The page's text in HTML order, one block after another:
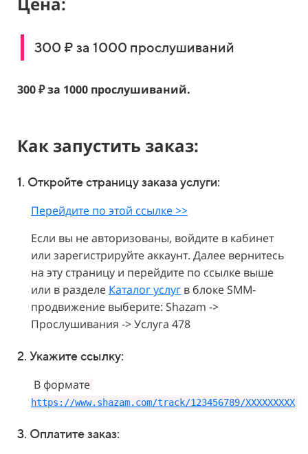
300 ₽ за 1000 прослушиваний
300 ₽ за 1000 прослушиваний.
Как запустить заказ:
1. Откройте страницу заказа услуги:
Перейдите по этой ссылке >>
Если вы не авторизованы, войдите в кабинет
или зарегистрируйте аккаунт. Далее вернитесь
на эту страницу и перейдите по ссылке выше
или в разделе Каталог услуг в блоке SMM-
продвижение выберите: Shazam ->
Прослушивания -> Услуга 478
2. Укажитессылку:
В формате
https://www.shazam.com/track/123456789/XXXXXXXXX
3. Оплатите заказ: